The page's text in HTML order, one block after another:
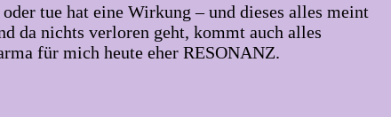
tue hat eine Wirkung – und dieses alles meint
da nichts verloren geht, kommt auch alles
für mich heute eher RESONANZ.